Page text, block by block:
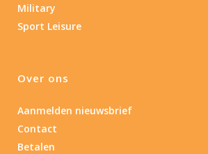
Military
Sport Leisure
Over ons
Aanmelden nieuwsbrief
Contact
Betalen